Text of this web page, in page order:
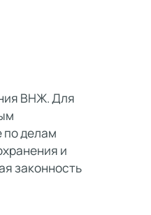
ВНЖ. Для
по делам
и
законность